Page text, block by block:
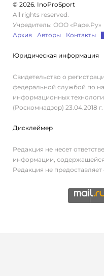
© 2026. InoProSport
All rights reserved.
Учредитель: ООО «Раре.Ру»
Архив
Авторы Контакты
Юридическая информация
Свидетельство о
федеральной службой по
информационных
(Роскомнадзор) 23.04.2018 г.
Дисклеймер
Редакция не несет
информации,
Редакция не